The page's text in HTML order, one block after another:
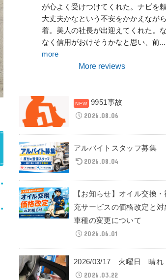
が心よく受けつけてくれた。ナビを
大丈夫かなという不安をかかえなが
着。美人の社長が出迎えてくれた。
なく信用がおけそうかなと思い、前...
more
More reviews
9951事故
2026.08.06
アルバイトスタッフ募集
2026.08.04
【お知らせ】オイル交換・
充サービスの価格改定と対
車種の変更について
2026.06.01
2026/03/17 火曜日 晴れ
2026.03.22